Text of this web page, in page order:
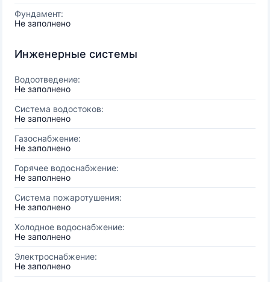
Фундамент:
Не заполнено
Инженерные системы
Водоотведение:
Не заполнено
Система водостоков:
Не заполнено
Газоснабжение:
Не заполнено
Горячее водоснабжение:
Не заполнено
Система пожаротушения:
Не заполнено
Холодное водоснабжение:
Не заполнено
Электроснабжение:
Не заполнено